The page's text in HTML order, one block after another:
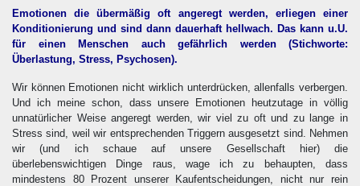
Emotionen die übermäßig oft angeregt werden, erliegen einer
Konditionierung und sind dann dauerhaft hellwach. Das kann u.U.
für einen Menschen auch gefährlich werden (Stichworte:
Überlastung, Stress, Psychosen).
Wir können Emotionen nicht wirklich unterdrücken, allenfalls verbergen.
Und ich meine schon, dass unsere Emotionen heutzutage in völlig
unnatürlicher Weise angeregt werden, wir viel zu oft und zu lange in
Stress sind, weil wir entsprechenden Triggern ausgesetzt sind. Nehmen
wir (und ich schaue auf unsere Gesellschaft hier) die
überlebenswichtigen Dinge raus, wage ich zu behaupten, dass
mindestens 80 Prozent unserer Kaufentscheidungen, nicht nur rein